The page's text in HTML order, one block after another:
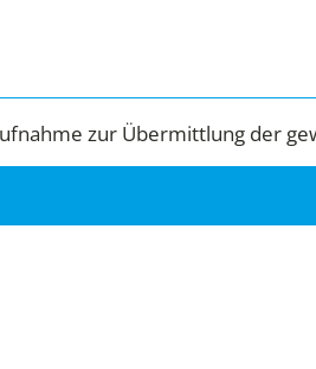
zur Übermittlung der